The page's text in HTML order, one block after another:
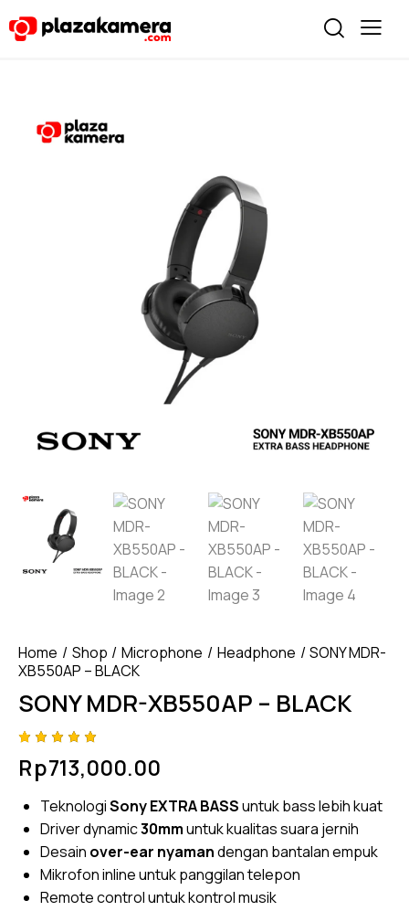
Home Shop Microphone Headphone
SONY MDR-
XB550AP – BLACK
SONY MDR-XB550AP – BLACK
5.00out
of 5
on
r
ratings
Rp713,000.00
TeknologiSony EXTRA BASSuntuk bass lebih kuat
Driver dynamic30mmuntuk kualitas suara jernih
Desain over-ear nyamandengan bantalan empuk
Mikrofon inline untuk panggilan telepon
Remote control untuk kontrol musik